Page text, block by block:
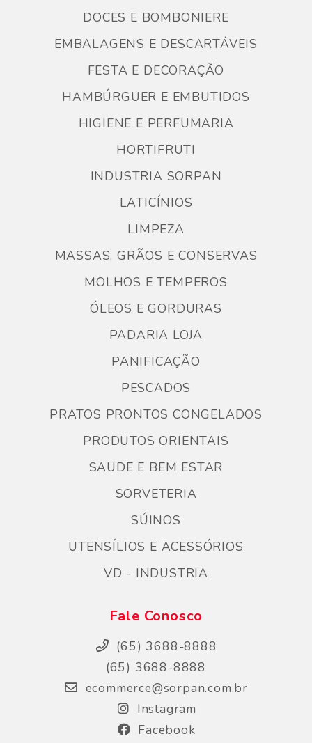
DOCES E BOMBONIERE
EMBALAGENS E DESCARTÁVEIS
FESTA E DECORAÇÃO
HAMBÚRGUER E EMBUTIDOS
HIGIENE E PERFUMARIA
HORTIFRUTI
INDUSTRIA SORPAN
LATICÍNIOS
LIMPEZA
MASSAS, GRÃOS E CONSERVAS
MOLHOS E TEMPEROS
ÓLEOS E GORDURAS
PADARIA LOJA
PANIFICAÇÃO
PESCADOS
PRATOS PRONTOS CONGELADOS
PRODUTOS ORIENTAIS
SAUDE E BEM ESTAR
SORVETERIA
SÚINOS
UTENSÍLIOS E ACESSÓRIOS
VD - INDUSTRIA
Fale Conosco
(65) 3688-8888
(65) 3688-8888
ecommerce@sorpan.com.br
Instagram
Facebook